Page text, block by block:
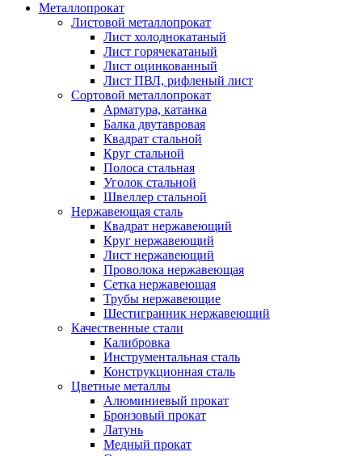
Металлопрокат
Листовой металлопрокат
Лист холоднокатаный
Лист горячекатаный
Лист оцинкованный
Лист ПВЛ, рифленый лист
Сортовой металлопрокат
Арматура, катанка
Балка двутавровая
Квадрат стальной
Круг стальной
Полоса стальная
Уголок стальной
Швеллер стальной
Нержавеющая сталь
Квадрат нержавеющий
Круг нержавеющий
Лист нержавеющий
Проволока нержавеющая
Сетка нержавеющая
Трубы нержавеющие
Шестигранник нержавеющий
Качественные стали
Калибровка
Инструментальная сталь
Конструкционная сталь
Цветные металлы
Алюминиевый прокат
Бронзовый прокат
Латунь
Медный прокат